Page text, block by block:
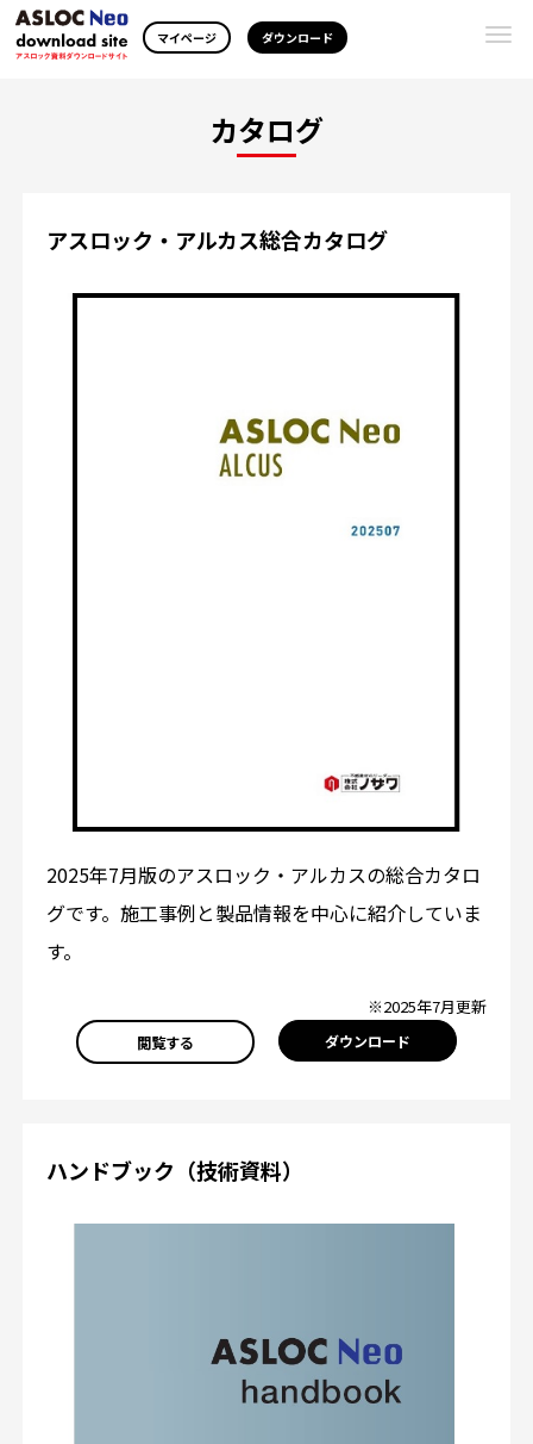
マイページ ダウンロード
カタログ
アスロック・アルカス総合カタログ
2025年7月版のアスロック・アルカスの総合カタロ
グです。施工事例と製品情報を中心に紹介していま
す。
※2025年7月更新
閲覧する ダウンロード
ハンドブック（技術資料）